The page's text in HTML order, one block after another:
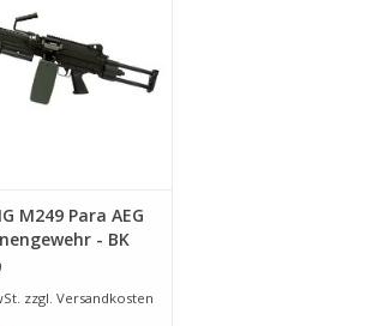
M249 Para AEG
- BK
zzgl. Versandkosten